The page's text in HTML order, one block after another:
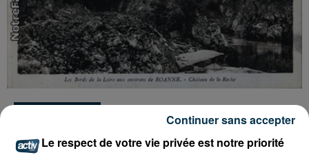
Le respect de votre vie privée est notre priorité
Continuer sans accepter